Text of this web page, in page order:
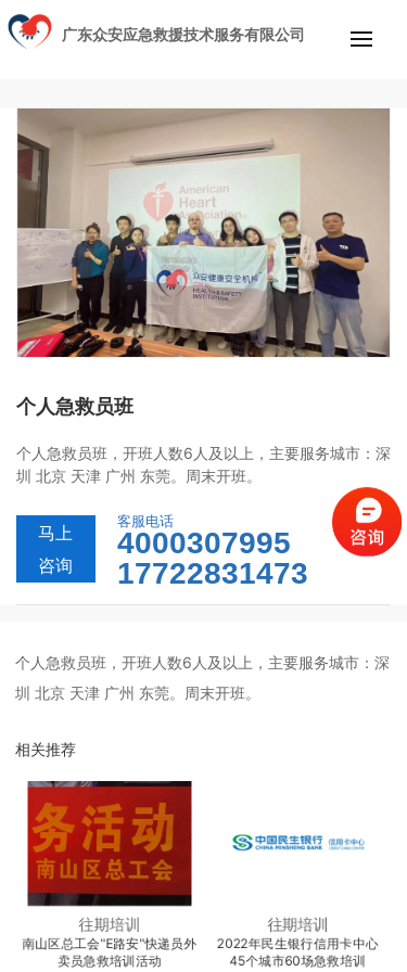
广东众安应急救援技术服务有限公司
个人急救员班
个人急救员班，开班人数6人及以上，主要服务城市：深
圳 北京 天津 广州 东莞。周末开班。
马上
咨询
客服电话
4000307995
17722831473
个人急救员班，开班人数6人及以上，主要服务城市：深
圳 北京 天津 广州 东莞。周末开班。
相关推荐
往期培训
南山区总工会"E路安"快递员外
卖员急救培训活动
往期培训
2022年民生银行信用卡中心
45个城市60场急救培训